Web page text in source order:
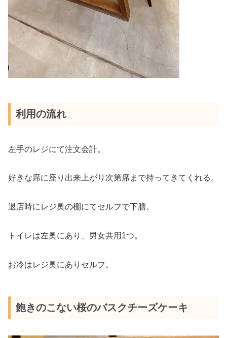
利用の流れ
左手のレジにて注文会計。
好きな席に座り出来上がり次第席まで持ってきてくれる。
退店時にレジ奥の棚にてセルフで下膳。
トイレは左奥にあり、男女共用1つ。
お冷はレジ奥にありセルフ。
飽きのこない桜のバスクチーズケーキ